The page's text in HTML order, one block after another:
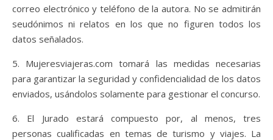
correo electrónico y teléfono de la autora. No se admitirán
seudónimos ni relatos en los que no figuren todos los
datos señalados.
5. Mujeresviajeras.com tomará las medidas necesarias
para garantizar la seguridad y confidencialidad de los datos
enviados, usándolos solamente para gestionar el concurso.
6. El Jurado estará compuesto por, al menos, tres
personas cualificadas en temas de turismo y viajes. La